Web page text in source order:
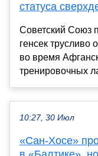
статуса
Советский Союз
генсек трусливо
во время
тренировочных
10:27, 30 Июл
«Сан-Хосе»